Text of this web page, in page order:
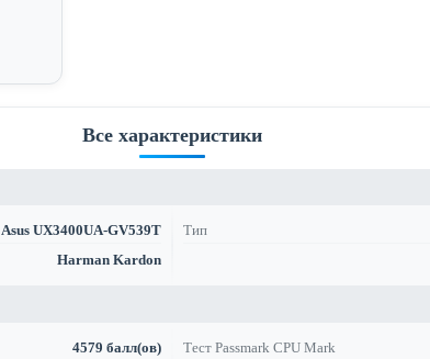
Все характеристики
Asus UX3400UA-GV539T Тип
Harman Kardon
4579 балл(ов) Тест Passmark CPU Mark